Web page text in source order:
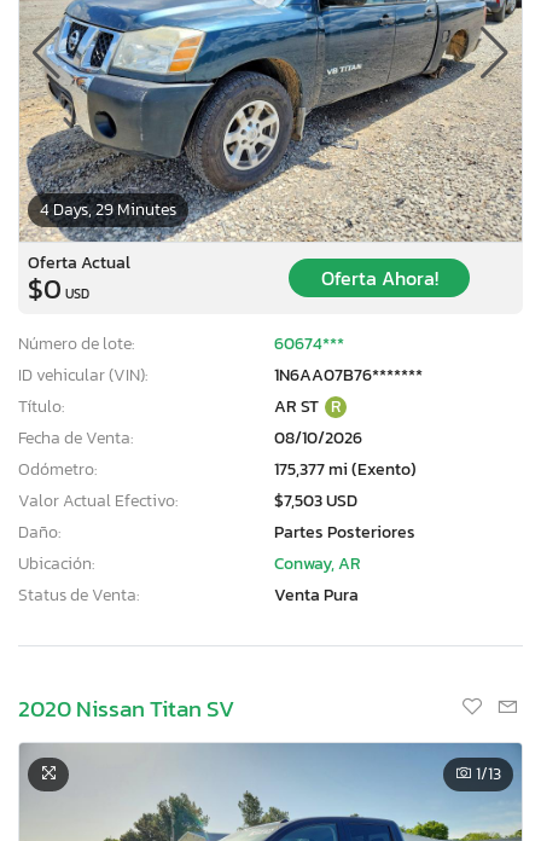
4 Days, 29 Minutes
Oferta Actual
$0 USD
Oferta Ahora!
Número de lote:
60674***
ID vehicular (VIN):
1N6AA07B76*******
Título:
AR ST R
Fecha de Venta:
08/10/2026
Odómetro:
175,377 mi (Exento)
Valor Actual Efectivo:
$7,503 USD
Daño:
Partes Posteriores
Ubicación:
Conway, AR
Status de Venta:
Venta Pura
2020 Nissan Titan SV
1/13